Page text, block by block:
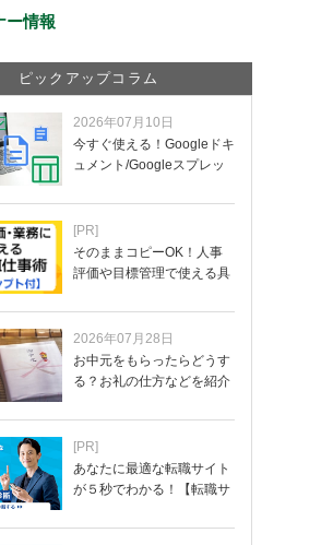
ー情報
ピックアップコラム
2026年07月10日
今すぐ使える！Googleドキ
ュメント/Googleスプレッ
[PR]
そのままコピーOK！人事
評価や目標管理で使える具
2026年07月28日
お中元をもらったらどうす
る？お礼の仕方などを紹介
[PR]
あなたに最適な転職サイト
が５秒でわかる！【転職サ